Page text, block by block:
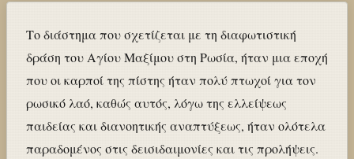
Το διάστημα που σχετίζεται με τη διαφωτιστική
δράση του Αγίου Μαξίμου στη Ρωσία, ήταν μια εποχή
που οι καρποί της πίστης ήταν πολύ πτωχοί για τον
ρωσικό λαό, καθώς αυτός, λόγω της ελλείψεως
παιδείας και διανοητικής αναπτύξεως, ήταν ολότελα
παραδομένος στις δεισιδαιμονίες και τις προλήψεις.